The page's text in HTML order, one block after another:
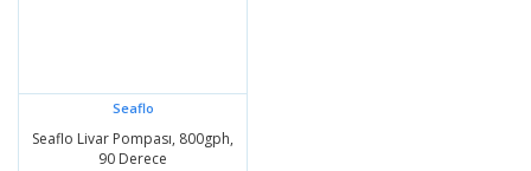
Seaflo
Seaflo Livar Pompası, 800gph,
90 Derece